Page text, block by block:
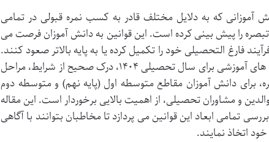
آموزانی که به دلایل مختلف قادر به کسب نمره قبولی در تمامی
را پیش بینی کرده است. این قوانین به دانش آموزان فرصت می
فارغ التحصیلی خود را تکمیل کرده یا به پایه بالاتر صعود کنند.
با توجه به به روزرسانی های اخیر در آیین نامه های آموزشی برای سال تحصیلی ۱۴۰۴، درک صحیح از شرایط، مراحل
برای دانش آموزان مقاطع متوسطه اول (پایه نهم) و متوسطه دوم
و مشاوران تحصیلی، از اهمیت بالایی برخوردار است. این مقاله
تمامی ابعاد این قوانین می پردازد تا مخاطبان بتوانند با آگاهی
اتخاذ نمایند.